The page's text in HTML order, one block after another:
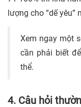
lượng cho “dế yêu”
Xem ngay một
cần phải biết
thể.
4. Câu hỏi